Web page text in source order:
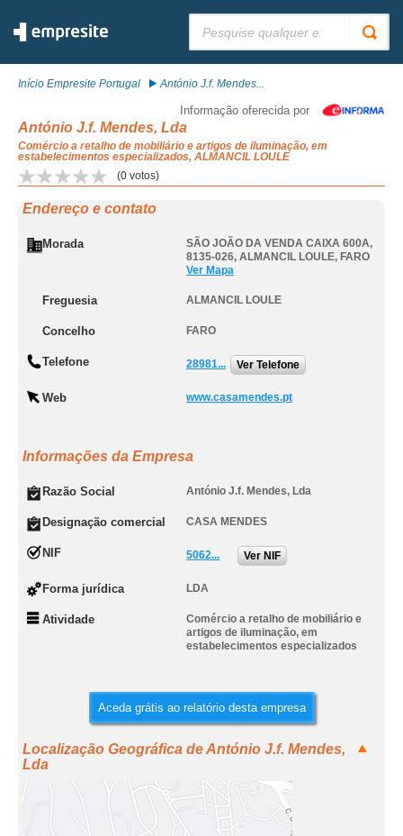
Início Empresite Portugal António J.f. Mendes...
Informação oferecida por
António J.f. Mendes, Lda
Comércio a retalho de mobiliário e artigos de iluminação, em
estabelecimentos especializados, ALMANCIL LOULE
(0 votos)
Endereço e contato
Morada
SÃO JOÃO DA VENDA CAIXA 600A,
8135-026, ALMANCIL LOULE, FARO
Ver Mapa
Freguesia ALMANCIL LOULE
Concelho FARO
Telefone 28981... Ver Telefone
Web www.casamendes.pt
Informações da Empresa
Razão Social António J.f. Mendes, Lda
Designação comercial CASA MENDES
NIF 5062... Ver NIF
Forma jurídica LDA
Atividade
Comércio a retalho de mobiliário e
artigos de iluminação, em
estabelecimentos especializados
Aceda grátis ao relatório desta empresa
Localização Geográfica de António J.f. Mendes,
Lda